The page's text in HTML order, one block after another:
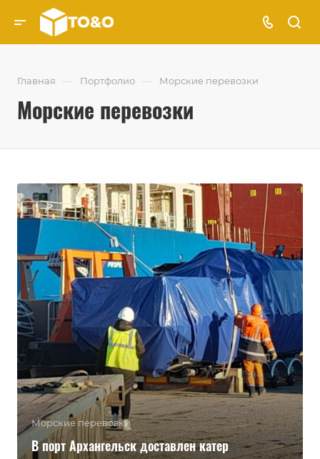
Главная — Портфолио — Морские перевозки
Морские перевозки
Морские перевозки
В порт Архангельск доставлен катер